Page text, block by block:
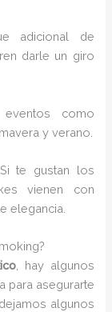
adicional de
darle un giro
como
y verano.
te gustan los
vienen con
elegancia.
, hay algunos
para asegurarte
algunos